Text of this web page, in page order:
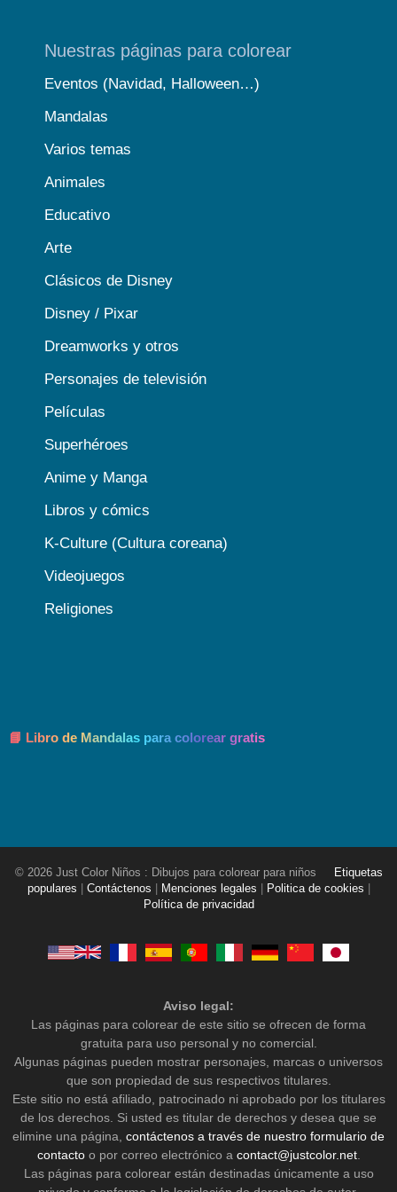
Nuestras páginas para colorear
Eventos (Navidad, Halloween…)
Mandalas
Varios temas
Animales
Educativo
Arte
Clásicos de Disney
Disney / Pixar
Dreamworks y otros
Personajes de televisión
Películas
Superhéroes
Anime y Manga
Libros y cómics
K-Culture (Cultura coreana)
Videojuegos
Religiones
📘 Libro de Mandalas para colorear gratis
© 2026 Just Color Niños : Dibujos para colorear para niños
Etiquetas
populares
Contáctenos Menciones legales Politica de cookies
Política de privacidad
Aviso legal:
Las páginas para colorear de este sitio se ofrecen de forma
gratuita para uso personal y no comercial.
Algunas páginas pueden mostrar personajes, marcas o universos
que son propiedad de sus respectivos titulares.
Este sitio no está afiliado, patrocinado ni aprobado por los titulares
de los derechos. Si usted es titular de derechos y desea que se
elimine una página, contáctenos a través de nuestro formulario de
contactoo por correo electrónico a contact@justcolor.net.
Las páginas para colorear están destinadas únicamente a uso